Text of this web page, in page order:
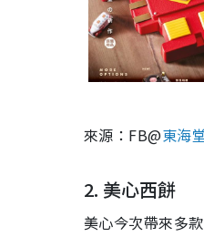
來源：FB@東海
2. 美心西餅
美心今次帶來多款